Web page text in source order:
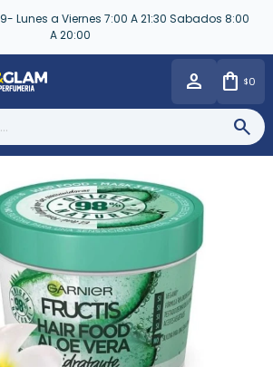
Lunes a Viernes 7:00 A 21:30 Sabados 8:00
A 20:00
$0